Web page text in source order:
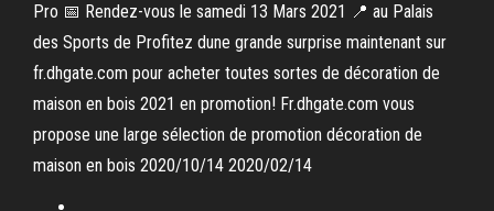
Pro 📅 Rendez-vous le samedi 13 Mars 2021 📍 au Palais
des Sports de Profitez dune grande surprise maintenant sur
fr.dhgate.com pour acheter toutes sortes de décoration de
maison en bois 2021 en promotion! Fr.dhgate.com vous
propose une large sélection de promotion décoration de
maison en bois 2020/10/14 2020/02/14